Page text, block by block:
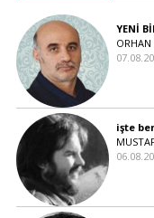
YENİ
işte